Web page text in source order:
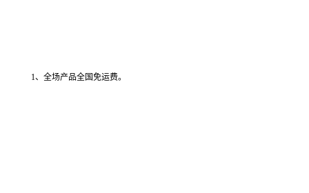
1、全场产品全国免运费。